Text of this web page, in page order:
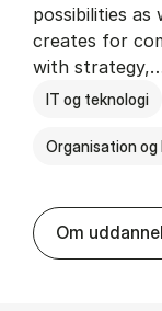
possibilities as
creates for
with
IT og teknologi
Organisation og
Om